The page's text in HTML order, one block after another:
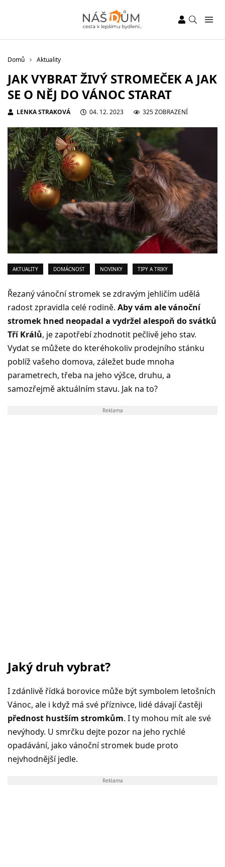
Domů Aktuality
JAK VYBRAT ŽIVÝ STROMEČEK A JAK
SE O NĚJ DO VÁNOC STARAT
LENKA STRAKOVÁ 04. 12. 2023 325 ZOBRAZENÍ
AKTUALITY DOMÁCNOST NOVINKY TIPY A TRIKY
Řezaný vánoční stromek se zdravým jehličím udělá
radost zpravidla celé rodině. Aby vám ale vánoční
stromek hned neopadal a vydržel alespoň do svátků
Tří Králů, je zapotřebí zhodnotit pečlivě jeho stav.
Vydat se můžete do kteréhokoliv prodejního stánku
poblíž vašeho domova, záležet bude mnoha
parametrech, třeba na jeho výšce, druhu, a
samozřejmě aktuálním stavu. Jak na to?
Reklama
Jaký druh vybrat?
I zdánlivě řídká borovice může být symbolem letošních
Vánoc, ale i když má své příznivce, lidé dávají častěji
přednost hustším stromkům. I ty mohou mít ale své
nevýhody. U smrčku dejte pozor na jeho rychlé
opadávání, jako vánoční stromek bude proto
nejvhodnější jedle.
Reklama